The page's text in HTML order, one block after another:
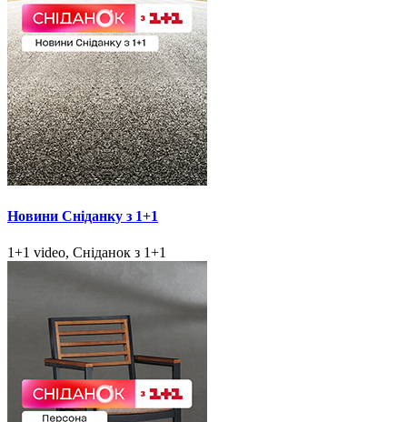
Новини Сніданку з 1+1
1+1 video, Сніданок з 1+1